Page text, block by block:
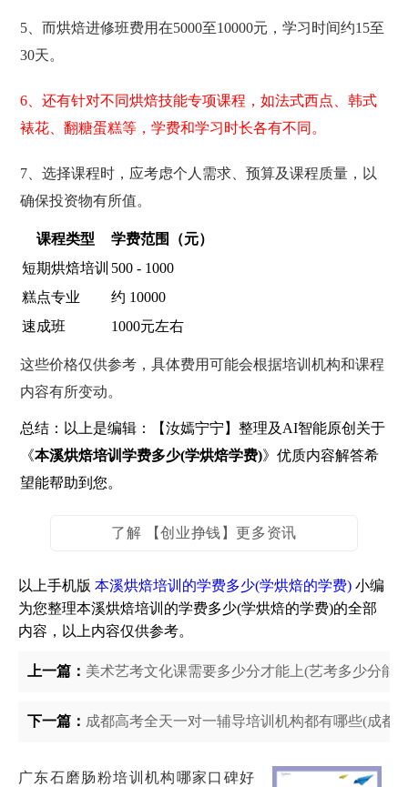
5、而烘焙进修班费用在5000至10000元，学习时间约15至
30天。
6、还有针对不同烘焙技能专项课程，如法式西点、韩式
裱花、翻糖蛋糕等，学费和学习时长各有不同。
7、选择课程时，应考虑个人需求、预算及课程质量，以
确保投资物有所值。
课程类型
学费范围（元）
短期烘焙培训 500 - 1000
糕点专业
约 10000
速成班
1000元左右
这些价格仅供参考，具体费用可能会根据培训机构和课程
内容有所变动。
总结：以上是编辑：【汝嫣宁宁】整理及AI智能原创关于
《本溪烘焙培训学费多少(学烘焙学费)》优质内容解答希
望能帮助到您。
了解 【创业挣钱】更多资讯
以上手机版 本溪烘焙培训的学费多少(学烘焙的学费) 小编
为您整理本溪烘焙培训的学费多少(学烘焙的学费)的全部
内容，以上内容仅供参考。
上一篇： 美术艺考文化课需要多少分才能上(艺考多少分能
下一篇： 成都高考全天一对一辅导培训机构都有哪些(成都
广东石磨肠粉培训机构哪家口碑好